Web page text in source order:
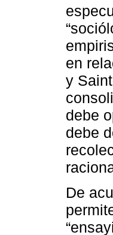
en
y
debe
debe
De